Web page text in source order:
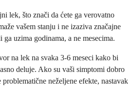
lek, što znači da ćete ga verovatno
vašem stanju i ne izaziva značajne
uzima godinama, a ne mesecima.
na lek na svaka 3-6 meseci kako bi
deluje. Ako su vaši simptomi dobro
neželjene efekte, nastavak